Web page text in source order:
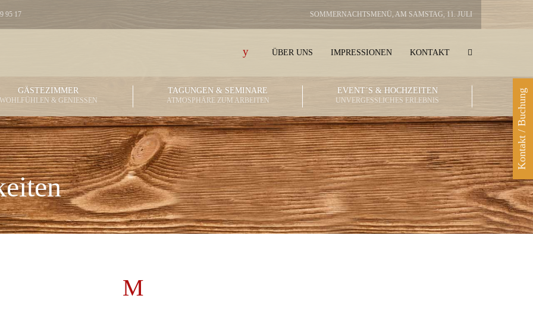
95 17 SOMMERNACHTSMENÜ, AM SAMSTAG, 11. JULI
ÜBER UNS IMPRESSIONEN KONTAKT
GÄSTEZIMMER
& GENIESSEN
TAGUNGEN & SEMINARE
ATMOSPHÄRE ZUM ARBEITEN
EVENT´S & HOCHZEITEN
UNVERGESSLICHES ERLEBNIS Kontakt / Buchung